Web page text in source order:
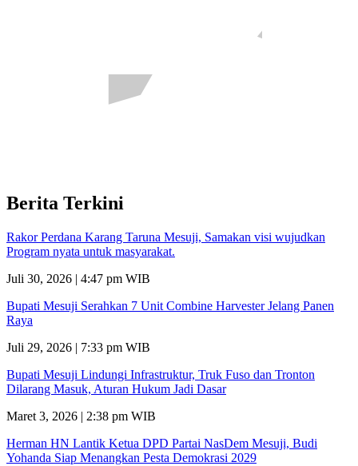
Berita Terkini
Rakor Perdana Karang Taruna Mesuji, Samakan visi wujudkan
Program nyata untuk masyarakat.
Juli 30, 2026 | 4:47 pm WIB
Bupati Mesuji Serahkan 7 Unit Combine Harvester Jelang Panen
Raya
Juli 29, 2026 | 7:33 pm WIB
Bupati Mesuji Lindungi Infrastruktur, Truk Fuso dan Tronton
Dilarang Masuk, Aturan Hukum Jadi Dasar
Maret 3, 2026 | 2:38 pm WIB
Herman HN Lantik Ketua DPD Partai NasDem Mesuji, Budi
Yohanda Siap Menangkan Pesta Demokrasi 2029